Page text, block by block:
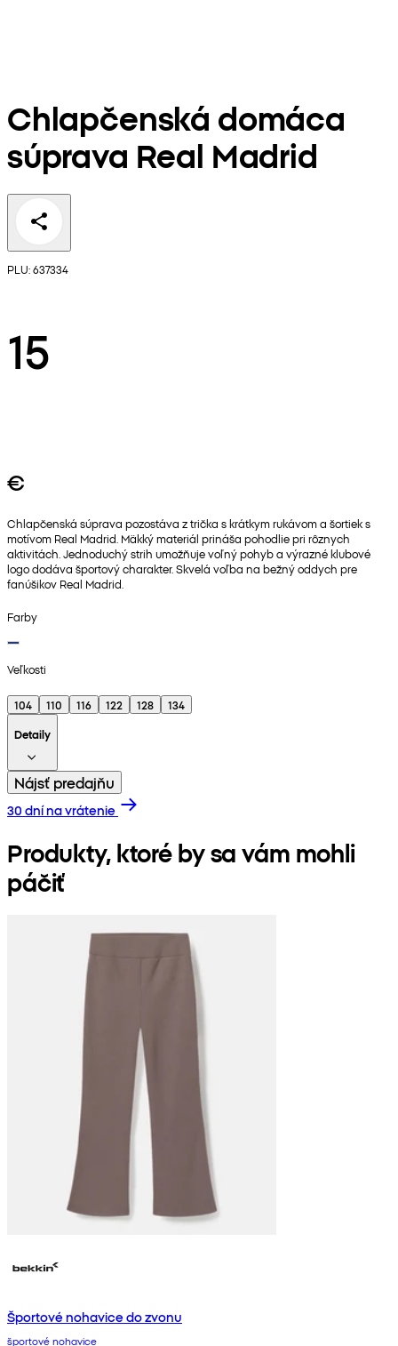
Chlapčenská domáca
súprava Real Madrid
PLU: 637334
15
€
Chlapčenská súprava pozostáva z trička s krátkym rukávom a šortiek s
motívom Real Madrid. Mäkký materiál prináša pohodlie pri rôznych
aktivitách. Jednoduchý strih umožňuje voľný pohyb a výrazné klubové
logo dodáva športový charakter. Skvelá voľba na bežný oddych pre
fanúšikov Real Madrid.
Farby
Veľkosti
104 110 116 122 128
134
Detaily
Nájsť predajňu
30 dní na vrátenie
Produkty, ktoré by sa vám mohli
páčiť
Športové nohavice do zvonu
športové nohavice